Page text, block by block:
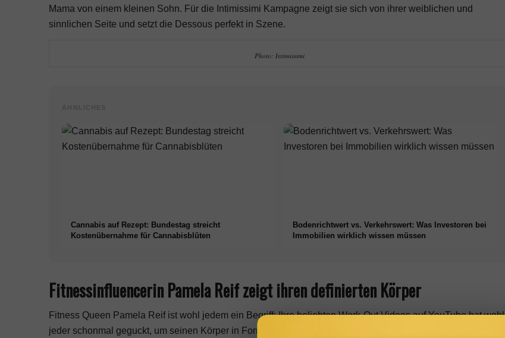
Mama von einem kleinen Sohn. Für die Intimissimi Kampagne zeigt sie sich von ihrer weiblichen und
sinnlichen Seite und setzt die Dessous perfekt in Szene.
Photo: Intimissimi
Cannabis auf Rezept: Bundestag streicht
Kostenübernahme für Cannabisblüten
Bodenrichtwert vs. Verkehrswert: Was Investoren bei
Immobilien wirklich wissen müssen
Fitnessinfluencerin Pamela Reif zeigt ihren definierten Körper
Fitness Queen Pamela Reifist wohl jedem ein Begriff: Ihre beliebten Work-Out Videos auf YouTube hat wohl
jeder schonmal geguckt, um seinen Körper in Form zu bringen. Inzwischen hat die Beauty auch ihre eigene